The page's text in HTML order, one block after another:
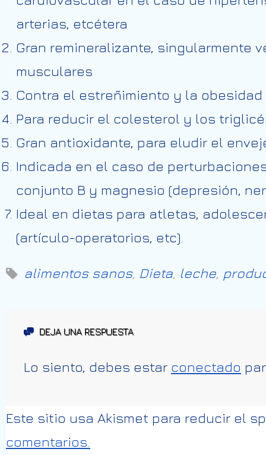
arterias, etcétera
Gran remineralizante, singularmente
musculares
Contra el estreñimiento y la obesidad
Para reducir el colesterol y los
Gran antioxidante, para eludir el
Indicada en el caso de
conjunto B y magnesio (depresión,
Ideal en dietas para atletas,
(artículo-operatorios, etc).
alimentos sanos, Dieta, leche,
DEJA UNA RESPUESTA
Lo siento, debes estar conectado
Este sitio usa Akismet para reducir el
comentarios.